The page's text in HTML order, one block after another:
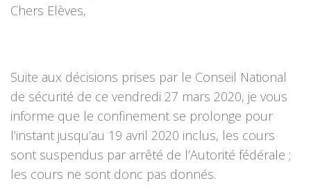
Chers Elèves,
Suite aux décisions prises par le Conseil National
de sécurité de ce vendredi 27 mars 2020, je vous
informe que le confinement se prolonge pour
l’instant jusqu’au 19 avril 2020 inclus, les cours
sont suspendus par arrêté de l’Autorité fédérale ;
les cours ne sont donc pas donnés.